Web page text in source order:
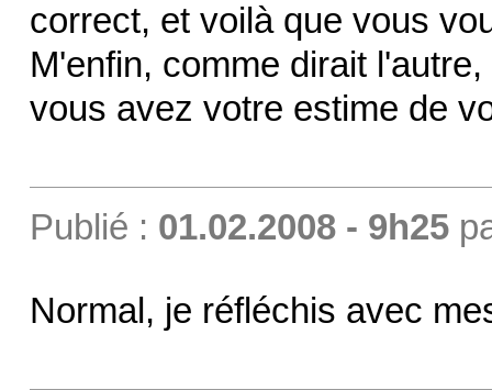
correct, et voilà que vous
M'enfin, comme dirait
vous avez votre estime de
Publié : 01.02.2008 - 9h25
Normal, je réfléchis avec